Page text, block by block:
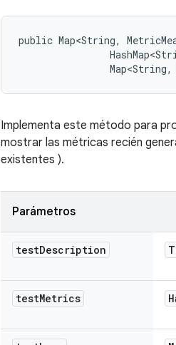
public Map<String,
                Map<String,
Implementa este método para
mostrar las métricas recién
existentes ).
Parámetros
testDescription
testMetrics